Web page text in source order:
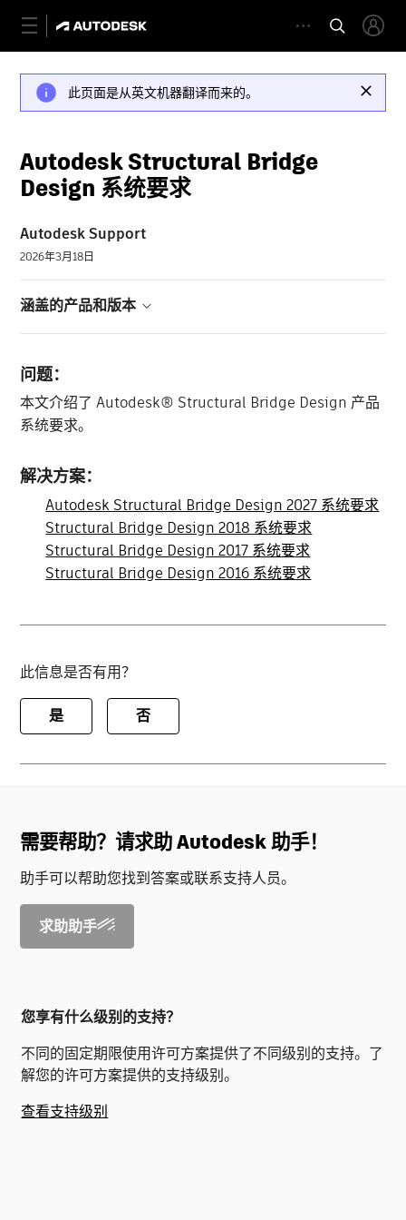
此页面是从英文机器翻译而来的。
Autodesk Structural Bridge
Design 系统要求
Autodesk Support
2026年3月18日
涵盖的产品和版本
问题：
本文介绍了 Autodesk® Structural Bridge Design 产品
系统要求。
解决方案：
Autodesk Structural Bridge Design 2027 系统要求
Structural Bridge Design 2018 系统要求
Structural Bridge Design 2017 系统要求
Structural Bridge Design 2016 系统要求
此信息是否有用？
是 否
需要帮助？请求助 Autodesk 助手！
助手可以帮助您找到答案或联系支持人员。
求助助手
您享有什么级别的支持？
不同的固定期限使用许可方案提供了不同级别的支持。了
解您的许可方案提供的支持级别。
查看支持级别